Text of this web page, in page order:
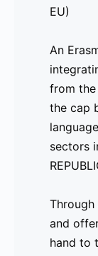
EU)
An
from the
the cap
sectors
and
hand to